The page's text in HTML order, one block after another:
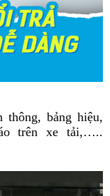
thông, bảng hiệu,
trên xe tải,…..